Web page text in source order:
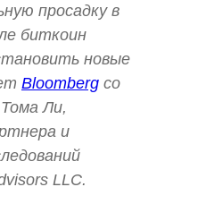
просадку в
биткоин
новые
Bloomberg со
Ли,
и
LLC.